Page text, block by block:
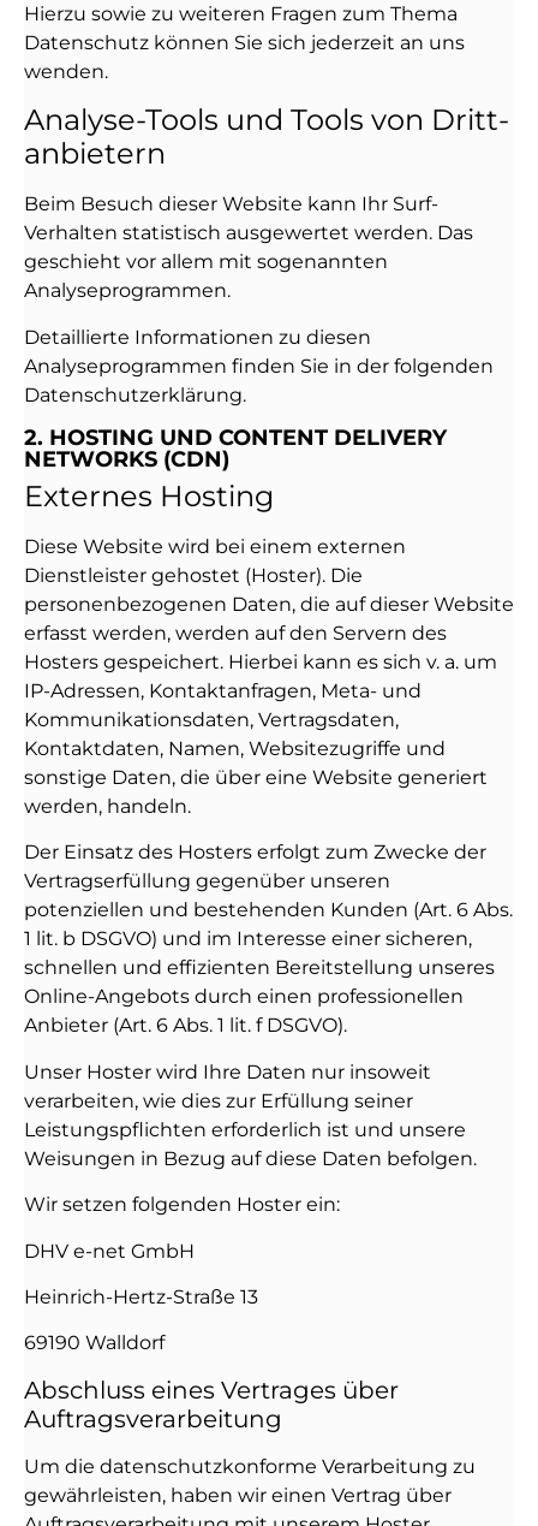
Hierzu sowie zu weiteren Fragen zum Thema
Datenschutz können Sie sich jederzeit an uns
wenden.
Analyse-Tools und Tools von Dritt­
anbietern
Beim Besuch dieser Website kann Ihr Surf-
Verhalten statistisch ausgewertet werden. Das
geschieht vor allem mit sogenannten
Analyseprogrammen.
Detaillierte Informationen zu diesen
Analyseprogrammen finden Sie in der folgenden
Datenschutzerklärung.
2. HOSTING UND CONTENT DELIVERY
NETWORKS (CDN)
Externes Hosting
Diese Website wird bei einem externen
Dienstleister gehostet (Hoster). Die
personenbezogenen Daten, die auf dieser Website
erfasst werden, werden auf den Servern des
Hosters gespeichert. Hierbei kann es sich v. a. um
IP-Adressen, Kontaktanfragen, Meta- und
Kommunikationsdaten, Vertragsdaten,
Kontaktdaten, Namen, Websitezugriffe und
sonstige Daten, die über eine Website generiert
werden, handeln.
Der Einsatz des Hosters erfolgt zum Zwecke der
Vertragserfüllung gegenüber unseren
potenziellen und bestehenden Kunden (Art. 6 Abs.
1 lit. b DSGVO) und im Interesse einer sicheren,
schnellen und effizienten Bereitstellung unseres
Online-Angebots durch einen professionellen
Anbieter (Art. 6 Abs. 1 lit. f DSGVO).
Unser Hoster wird Ihre Daten nur insoweit
verarbeiten, wie dies zur Erfüllung seiner
Leistungspflichten erforderlich ist und unsere
Weisungen in Bezug auf diese Daten befolgen.
Wir setzen folgenden Hoster ein:
DHV e-net GmbH
Heinrich-Hertz-Straße 13
69190 Walldorf
Abschluss eines Vertrages über
Auftragsverarbeitung
Um die datenschutzkonforme Verarbeitung zu
gewährleisten, haben wir einen Vertrag über